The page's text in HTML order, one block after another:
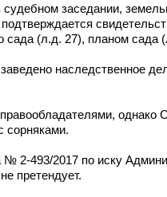
заседании,
сада (л.д. 27), планом сада
наследственное
сорняками.
№ 2-493/2017 по иску
претендует.